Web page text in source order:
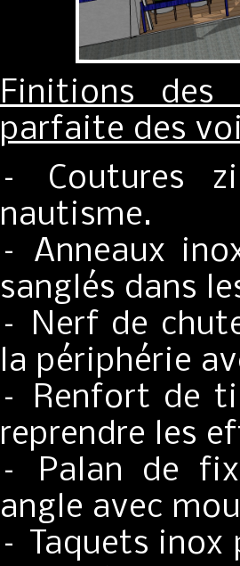
Finitions des
parfaite des
– Coutures
nautisme.
– Anneaux
sanglés dans
– Nerf de
la périphérie
– Renfort de
reprendre les
– Palan de
angle avec
– Taquets